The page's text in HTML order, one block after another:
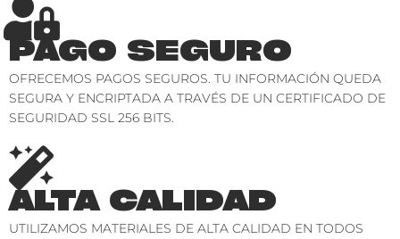
PAGO SEGURO
OFRECEMOS PAGOS SEGUROS. TU INFORMACIÓN QUEDA
SEGURA Y ENCRIPTADA A TRAVÉS DE UN CERTIFICADO DE
SEGURIDAD SSL 256 BITS.
ALTA CALIDAD
UTILIZAMOS MATERIALES DE ALTA CALIDAD EN TODOS